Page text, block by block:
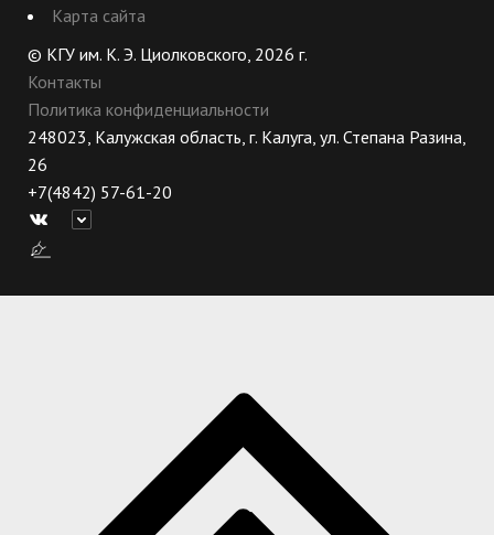
Карта сайта
© КГУ им. К. Э. Циолковского, 2026 г.
Контакты
Политика конфиденциальности
248023, Калужская область, г. Калуга, ул. Степана Разина,
26
+7(4842) 57-61-20